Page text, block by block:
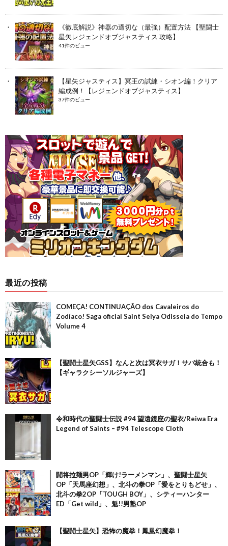
《徹底解説》神器の適切な（最強）配置方法 【聖闘士
星矢レジェンドオブジャスティス 攻略】
41件のビュー
【星矢ジャスティス】冥王の試練・シオン編！クリア
編成例！【レジェンドオブジャスティス】
37件のビュー
最近の投稿
COMEÇA! CONTINUAÇÃO dos Cavaleiros do
Zodíaco! Saga oficial Saint Seiya Odisseia do Tempo
Volume 4
【聖闘士星矢GSS】なんと次は冥衣サガ！サバ統合も！
【ギャラクシーソルジャーズ】
令和時代の聖闘士伝説 #94 望遠鏡座の聖衣/Reiwa Era
Legend of Saints – #94 Telescope Cloth
闘将拉麺男OP「輝け!ラーメンマン」、聖闘士星矢
OP「天馬座幻想」、北斗の拳OP「愛をとりもどせ」、
北斗の拳2OP「TOUGH BOY」、シティーハンター
ED「Get wild」、魁!!男塾OP
【聖闘士星矢】恐怖の魔拳！鳳凰幻魔拳！